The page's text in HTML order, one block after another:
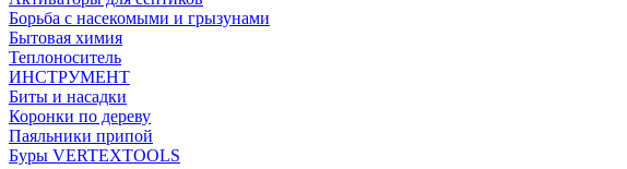
Борьба с насекомыми и грызунами
Бытовая химия
Теплоноситель
ИНСТРУМЕНТ
Биты и насадки
Коронки по дереву
Паяльники припой
Буры VERTEXTOOLS